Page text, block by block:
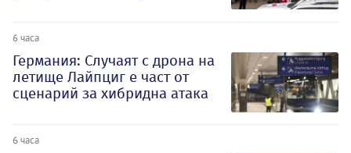
6 часа
Германия: Случаят с дрона на
летище Лайпциг е част от
сценарий за хибридна атака
6 часа